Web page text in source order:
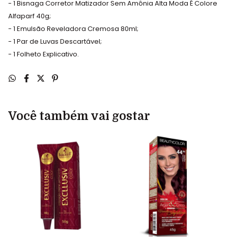
- 1 Bisnaga Corretor Matizador Sem Amônia Alta Moda É Colore
Alfaparf 40g;
- 1 Emulsão Reveladora Cremosa 80ml;
- 1 Par de Luvas Descartável;
- 1 Folheto Explicativo.
Você também vai gostar